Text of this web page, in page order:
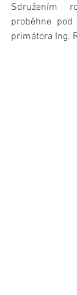
Sdružením
proběhne
primátora Ing.